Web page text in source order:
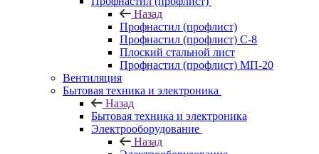
Назад
Профнастил (профлист)
Профнастил (профлист) С-8
Плоский стальной лист
Профнастил (профлист) МП-20
Вентиляция
Бытовая техника и электроника
Назад
Бытовая техника и электроника
Электрооборудование
Назад